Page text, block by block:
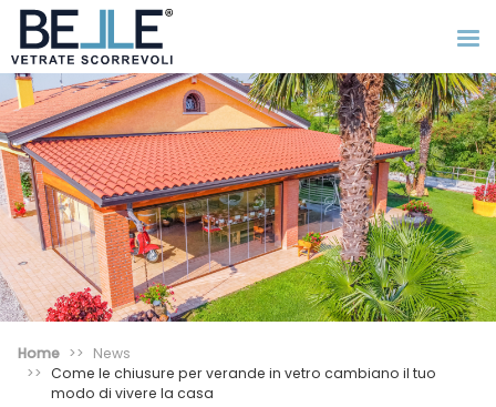
Home
News
Come le chiusure per verande in vetro cambiano il tuo
modo di vivere la casa